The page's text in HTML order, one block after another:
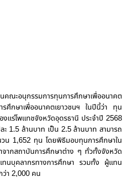
ะอนุกรรมการทุนการศึกษาเพื่ออนาคต
รศึกษาเพื่ออนาคตเยาวชนฯ ในปีนี้ว่า ทุน
งแร่โพแทชจังหวัดอุดรธานี ประจำปี 2568
1.5 ล้านบาท เป็น 2.5 ล้านบาท สามารถ
น 1,652 ทุน โดยพิธีมอบทุนการศึกษาใน
จากสถาบันการศึกษาต่าง ๆ ทั่วทั้งจังหวัด
นบุคลากรทางการศึกษา รวมทั้ง ผู้แทน
กว่า 2,000 คน